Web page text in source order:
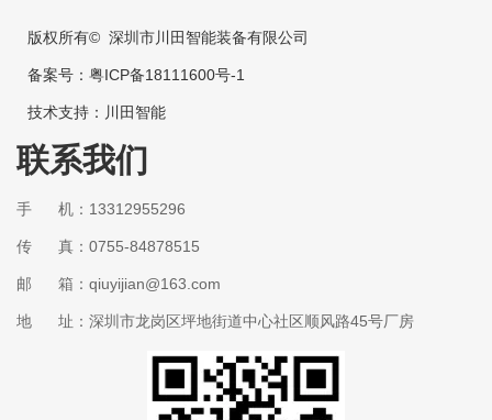
版权所有© 深圳市川田智能装备有限公司
备案号： 粤ICP备18111600号-1
技术支持： 川田智能
联系我们
手 机：13312955296
传 真：0755-84878515
邮 箱：qiuyijian@163.com
地 址：深圳市龙岗区坪地街道中心社区顺风路45号厂房